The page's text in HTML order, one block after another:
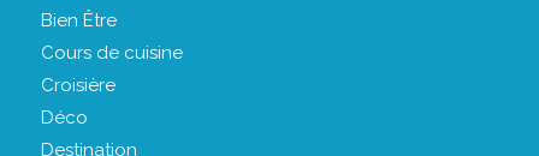
Bien Être
Cours de cuisine
Croisière
Déco
Destination